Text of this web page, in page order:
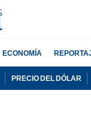
ECONOMÍA
PRECIO DEL DÓLAR